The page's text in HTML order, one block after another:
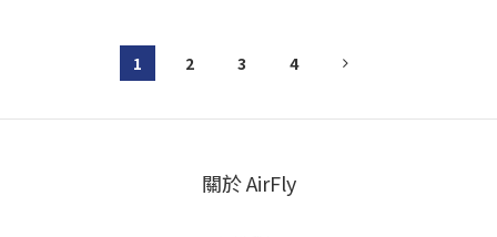
1 2 3 4
關於 AirFly